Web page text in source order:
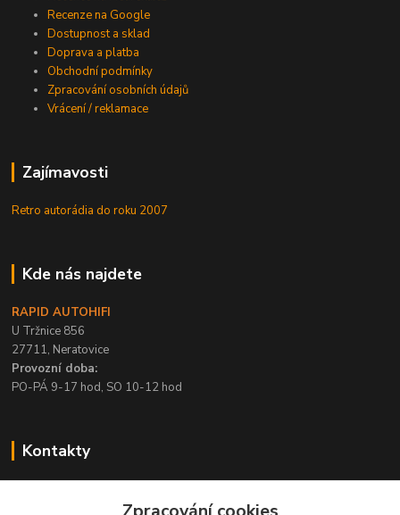
Recenze na Google
Dostupnost a sklad
Doprava a platba
Obchodní podmínky
Zpracování osobních údajů
Vrácení / reklamace
Zajímavosti
Retro autorádia do roku 2007
Kde nás najdete
RAPID AUTOHIFI
U Tržnice 856
27711, Neratovice
Provozní doba:
PO-PÁ 9-17 hod, SO 10-12 hod
Kontakty
PO-PÁ / 9-17 hod, SO 10-12 hod